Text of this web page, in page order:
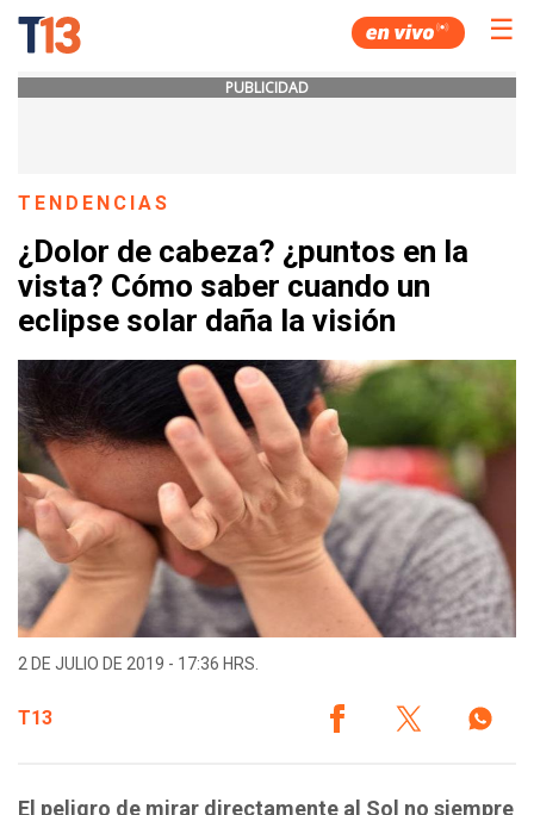
☰
PUBLICIDAD
TENDENCIAS
¿Dolor de cabeza? ¿puntos en la
vista? Cómo saber cuando un
eclipse solar daña la visión
2 DE JULIO DE 2019 - 17:36 HRS.
T13
El peligro de mirar directamente al Sol no siempre